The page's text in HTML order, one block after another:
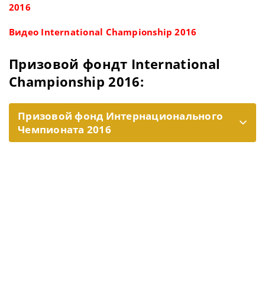
2016
Видео International Championship 2016
Призовой фондт International
Championship 2016:
Призовой фонд Интернационального
Чемпионата 2016